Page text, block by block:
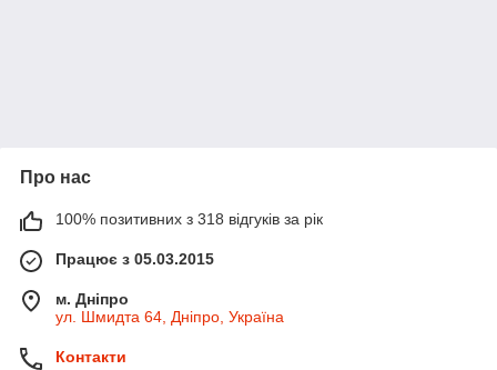
Про нас
100% позитивних з 318 відгуків за рік
Працює з 05.03.2015
м. Дніпро
ул. Шмидта 64, Дніпро, Україна
Контакти